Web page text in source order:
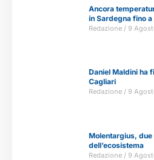
Ancora
in Sardegna fino
Redazione 9
Daniel Maldini ha
Cagliari
Redazione 9
Molentargius,
dell’ecosistema
Redazione 9